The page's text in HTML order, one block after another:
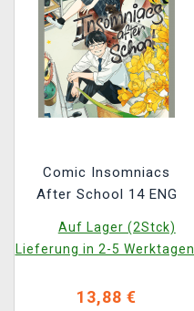
Comic Insomniacs
After School 14 ENG
Auf Lager (2Stck)
Lieferung in 2-5 Werktagen.
13,88 €